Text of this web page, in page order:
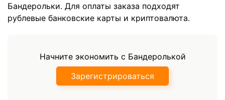
Бандерольки. Для оплаты заказа подходят
рублевые банковские карты и криптовалюта.
Начните экономить с Бандеролькой
Зарегистрироваться